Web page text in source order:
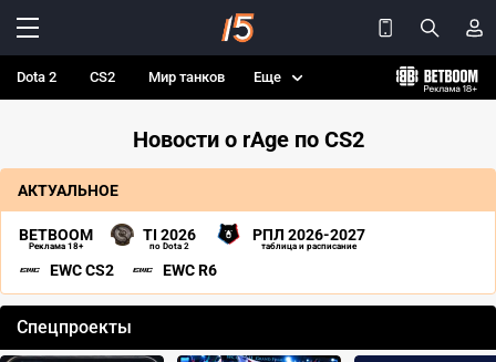
Dota 2 CS2 Мир танков Еще
Новости о rAge по CS2
АКТУАЛЬНОЕ
BETBOOM
Реклама 18+
TI 2026
по Dota 2
РПЛ 2026-2027
таблица и расписание
EWC CS2 EWC R6
Спецпроекты